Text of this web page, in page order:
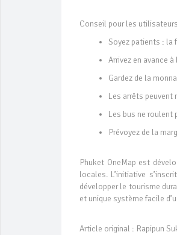
Conseil pour les
Soyez patients : la
Arrivez en avance
Gardez de la
Les arrêts peuvent
Les bus ne roulent
Prévoyez de la
Phuket OneMap est
locales. L’initiative
développer le tourisme
et unique système facile
Article original : Rapipun